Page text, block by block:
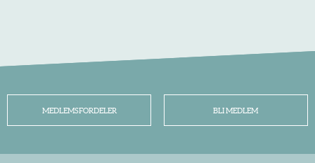
MEDLEMSFORDELER BLI MEDLEM